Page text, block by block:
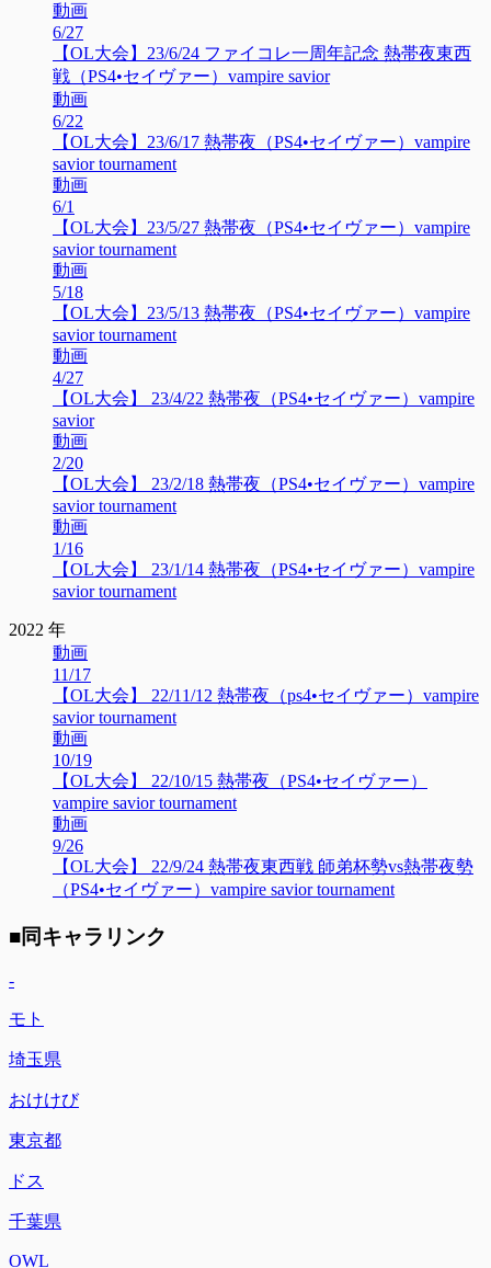
動画
6/27
【OL大会】23/6/24 ファイコレ一周年記念 熱帯夜東西
戦（PS4•セイヴァー）vampire savior
動画
6/22
【OL大会】23/6/17 熱帯夜（PS4•セイヴァー）vampire
savior tournament
動画
6/1
【OL大会】23/5/27 熱帯夜（PS4•セイヴァー）vampire
savior tournament
動画
5/18
【OL大会】23/5/13 熱帯夜（PS4•セイヴァー）vampire
savior tournament
動画
4/27
【OL大会】 23/4/22 熱帯夜（PS4•セイヴァー）vampire
savior
動画
2/20
【OL大会】 23/2/18 熱帯夜（PS4•セイヴァー）vampire
savior tournament
動画
1/16
【OL大会】 23/1/14 熱帯夜（PS4•セイヴァー）vampire
savior tournament
2022 年
動画
11/17
【OL大会】 22/11/12 熱帯夜（ps4•セイヴァー）vampire
savior tournament
動画
10/19
【OL大会】 22/10/15 熱帯夜（PS4•セイヴァー）
vampire savior tournament
動画
9/26
【OL大会】 22/9/24 熱帯夜東西戦 師弟杯勢vs熱帯夜勢
（PS4•セイヴァー）vampire savior tournament
■同キャラリンク
-
モト
埼玉県
おけけび
東京都
ドス
千葉県
OWL